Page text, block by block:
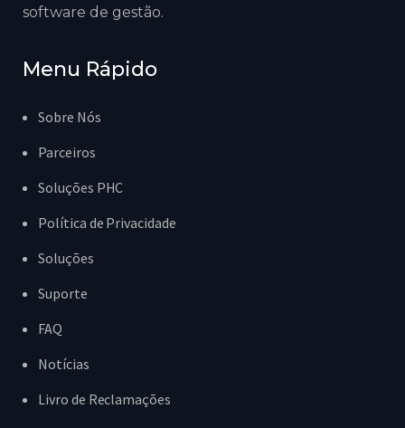
software de gestão.
Menu Rápido
Sobre Nós
Parceiros
Soluções PHC
Política de Privacidade
Soluções
Suporte
FAQ
Notícias
Livro de Reclamações